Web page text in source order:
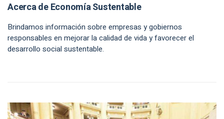
Acerca de Economía Sustentable
Brindamos información sobre empresas y gobiernos
responsables en mejorar la calidad de vida y favorecer el
desarrollo social sustentable.